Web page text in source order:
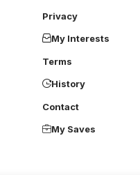
Privacy
My Interests
Terms
History
Contact
My Saves